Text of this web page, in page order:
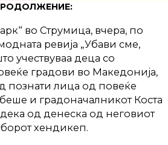
во Струмица, вчера, по
ревија „Убави сме,
учествуваа деца со
градови во Македонија,
познати лица од повеќе
и градоначалникот Коста
од денеска од неговиот
хендикеп.